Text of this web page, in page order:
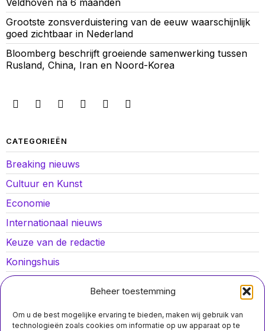
Beheer toestemming
Om u de best mogelijke ervaring te bieden, maken wij gebruik van
technologieën zoals cookies om informatie op uw apparaat op te
Veldhoven na 6 maanden
Grootste zonsverduistering van de eeuw waarschijnlijk
goed zichtbaar in Nederland
Bloomberg beschrijft groeiende samenwerking tussen
Rusland, China, Iran en Noord-Korea
CATEGORIEËN
Breaking nieuws
Cultuur en Kunst
Economie
Internationaal nieuws
Keuze van de redactie
Koningshuis
Lokaal nieuws
Opinies